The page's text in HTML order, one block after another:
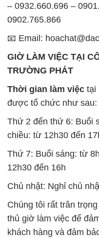
– 0932.660.696 –
0902.765.866
📧 Email:
GIỜ LÀM VIỆC TẠI
TRƯỜNG PHÁT
Thời gian làm việc tại
được tổ chức như sau:
Thứ 2 đến thứ 6: Buổi
chiều: từ 12h30 đến
Thứ 7: Buổi sáng: từ
12h30 đến 16h
Chủ nhật: Nghỉ chủ
Chúng tôi rất trân
thủ giờ làm việc để
khách hàng và đảm